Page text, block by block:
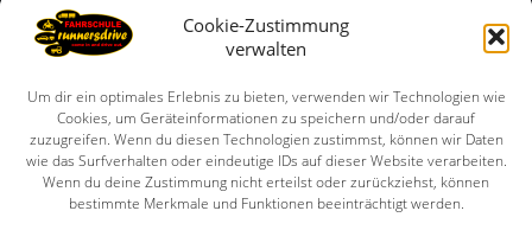
Cookie-Zustimmung
verwalten
Um dir ein optimales Erlebnis zu bieten, verwenden wir Technologien wie
Cookies, um Geräteinformationen zu speichern und/oder darauf
zuzugreifen. Wenn du diesen Technologien zustimmst, können wir Daten
wie das Surfverhalten oder eindeutige IDs auf dieser Website verarbeiten.
Wenn du deine Zustimmung nicht erteilst oder zurückziehst, können
bestimmte Merkmale und Funktionen beeinträchtigt werden.
Allgemeine Geschäftsbedingungen
BKF Train-the-Trainer – Dozentenweiterbildung